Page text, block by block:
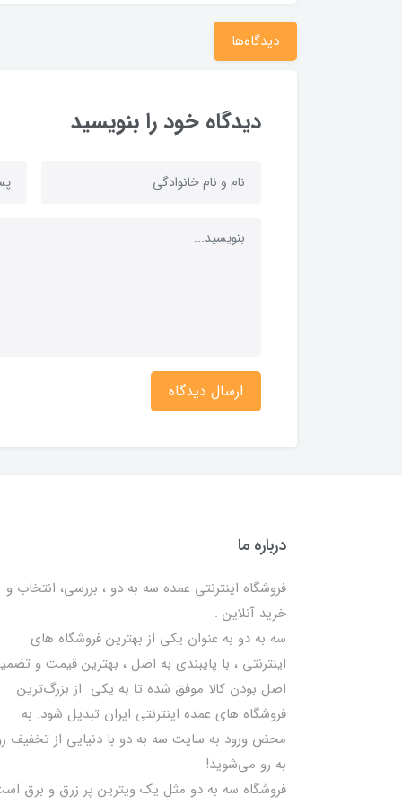
دیدگاه‌ها
دیدگاه خود را بنویسید
ارسال دیدگاه
درباره ما
فروشگاه اینترنتی عمده سه به دو ، بررسی، انتخاب و
خرید آنلاین .
سه به دو به عنوان یکی از بهترين فروشگاه های
اینترنتی ، با پایبندی به اصل ، بهترين قيمت و
اصل‌ بودن کالا موفق شده تا به يكي از بزرگ‌ترين
فروشگاه هاي عمده اینترنتی ایران تبدیل شود. به
محض ورود به سایت سه به دو با دنیایی از تخفيف
به رو می‌شوید!
فروشگاه سه به دو مثل یک ویترین پر زرق و برق